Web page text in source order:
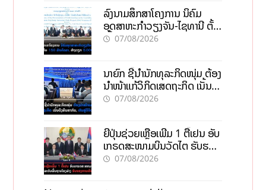
ລົງນາມສຶກສາໂຄງການ ນິຄົມ
ອຸດສາຫະກຳວຽງຈັນ-ໄຊທານີ ຕັ້ງ
ເປົ້າດຶງທຶນ 150 ລ້ານໂດລາ, ສ້າງ
07/08/2026
ນາຍົກ ຊີ້ນຳນັກທຸລະກິດໜຸ່ມ ຕ້ອງ
ນຳໜ້າແກ້ວິກິດເສດຖະກິດ ເນັ້ນດຶງ
ທຶນສາກົນ, ຫັນສູ່ດິຈິຕອນ
07/08/2026
ຍີ່ປຸ່ນຊ່ວຍເຫຼືອເພີ່ມ 1 ຕື້ເຢນ ອັບ
ເກຣດສະໜາມບິນວັດໄຕ ຮັບຮອງ
ການເຕີບໂຕ
07/08/2026